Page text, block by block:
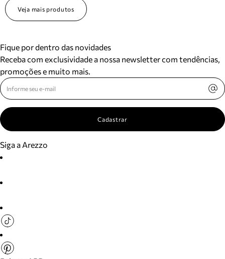
Veja mais produtos
Fique por dentro das novidades
Receba com exclusividade a nossa newsletter com tendências,
promoções e muito mais.
Cadastrar
Siga a Arezzo